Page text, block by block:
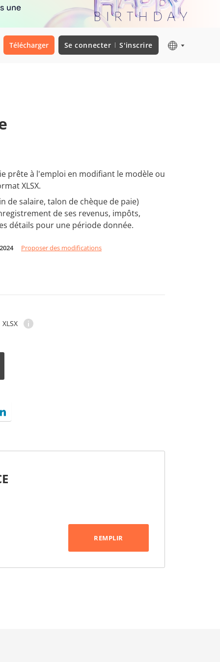
une
Télécharger Se connecter S'inscrire
prête à l'emploi en modifiant le modèle ou
XLSX.
de salaire, talon de chèque de paie)
de ses revenus, impôts,
détails pour une période donnée.
Proposer des modifications
XLSX
REMPLIR